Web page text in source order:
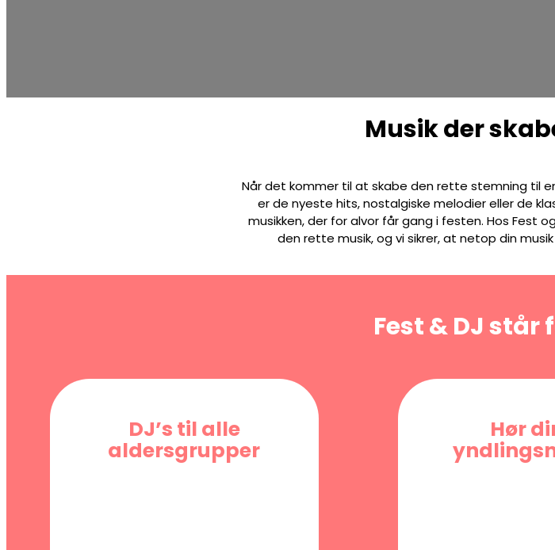
Musik der
Når det kommer til at skabe den rette stemning til
er de nyeste hits, nostalgiske melodier eller de
musikken, der for alvor får gang i festen. Hos Fest
den rette musik, og vi sikrer, at netop din
Fest & DJ står
DJ’s til alle
aldersgrupper
Hør